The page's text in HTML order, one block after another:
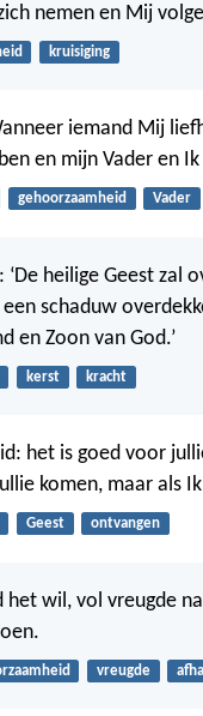
nemen en Mij
kruisiging
iemand Mij
en mijn Vader en
gehoorzaamheid Vader
heilige Geest zal
schaduw
en Zoon van God.’
kerst kracht
het is goed voor
komen, maar als
Geest ontvangen
het wil, vol vreugde
vreugde